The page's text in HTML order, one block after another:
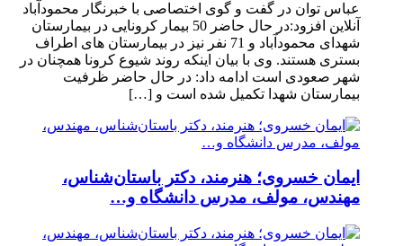
عباس توان در گفت و گوی اختصاصی با خبرنگار محمودآباد
آنلاین افزود:در حال حاضر 50 بیمار کرونایی در بیمارستان
شهدای محمودآباد و 71 نفر نیز در بیمارستان های اطراف
بستری هستند. وی با بیان اینکه روند شیوع کرونا همچنان در
شهر صعودی است ادامه داد: در حال حاضر ظرفیت
بیمارستان شهدا تکمیل شده است و […]
ایمان خسروی؛ هنرمند، دکتر باستان‌شناس،
مهندس، مولف، مدرس دانشگاه و…